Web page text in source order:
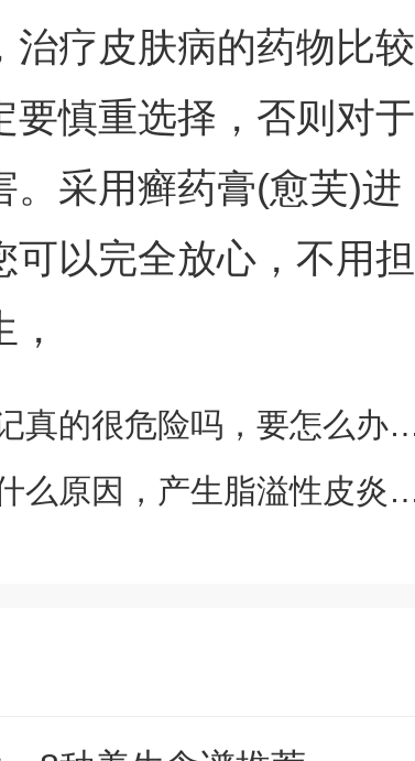
治疗皮肤病的药物比较
要慎重选择，否则对于
。采用癣药膏(愈芙)进
以完全放心，不用担
的很危险吗，要怎么办才好
因，产生脂溢性皮炎的3个原因